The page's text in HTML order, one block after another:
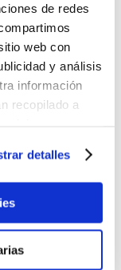
de redes
web con
y análisis
información
recopilado a
todas salvo las
“Solo usar
para las que
“Permitir
detalles
y